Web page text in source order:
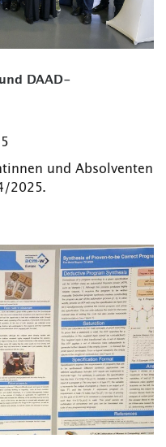
DAAD-
und Absolventen
2025.